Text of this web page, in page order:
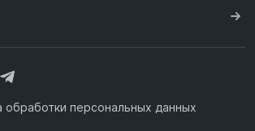
обработки персональных данных